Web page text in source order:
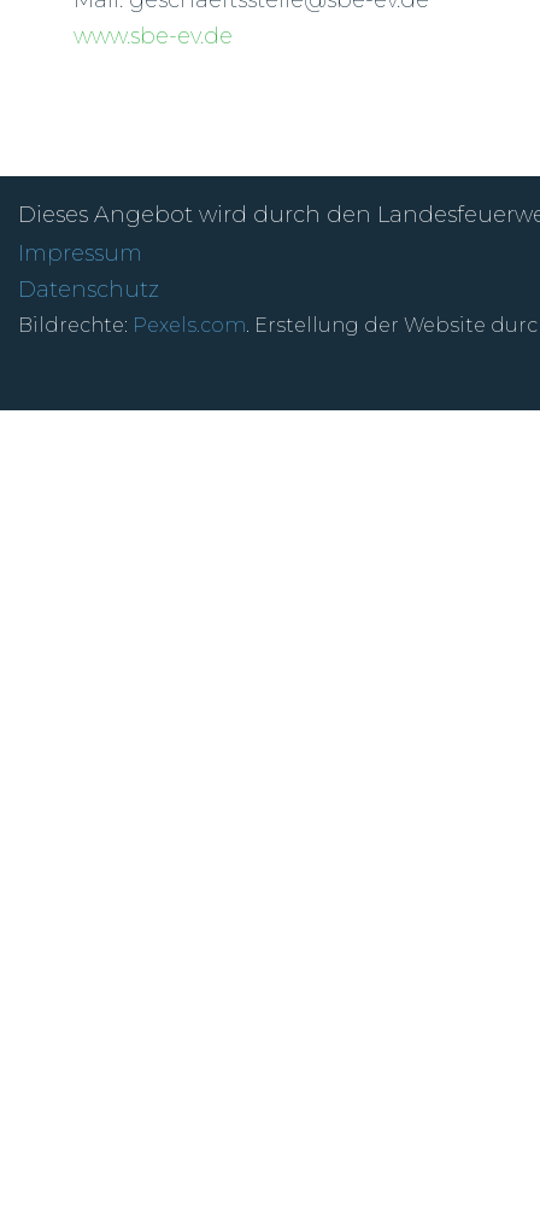
www.sbe-ev.de
Dieses Angebot wird durch den
Impressum
Datenschutz
Bildrechte: Pexels.com . Erstellung der Website